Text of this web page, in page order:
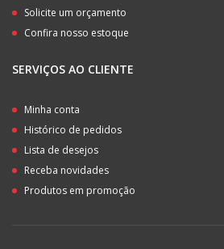
Solicite um orçamento
Confira nosso estoque
SERVIÇOS AO CLIENTE
Minha conta
Histórico de pedidos
Lista de desejos
Receba novidades
Produtos em promoção